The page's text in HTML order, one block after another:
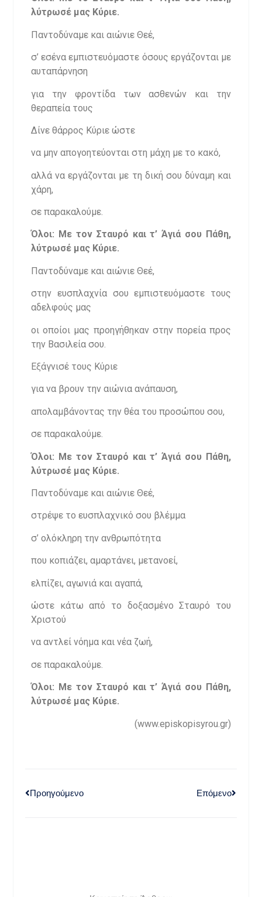
λύτρωσέ μας Κύριε.
Παντοδύναμε και αιώνιε Θεέ,
σ’ εσένα εμπιστευόμαστε όσους εργάζονται με
αυταπάρνηση
για την φροντίδα των ασθενών και την
θεραπεία τους
Δίνε θάρρος Κύριε ώστε
να μην απογοητεύονται στη μάχη με το κακό,
αλλά να εργάζονται με τη δική σου δύναμη και
χάρη,
σε παρακαλούμε.
Όλοι: Με τον Σταυρό και τ’ Άγιά σου Πάθη,
λύτρωσέ μας Κύριε.
Παντοδύναμε και αιώνιε Θεέ,
στην ευσπλαχνία σου εμπιστευόμαστε τους
αδελφούς μας
οι οποίοι μας προηγήθηκαν στην πορεία προς
την Βασιλεία σου.
Εξάγνισέ τους Κύριε
για να βρουν την αιώνια ανάπαυση,
απολαμβάνοντας την θέα του προσώπου σου,
σε παρακαλούμε.
Όλοι: Με τον Σταυρό και τ’ Άγιά σου Πάθη,
λύτρωσέ μας Κύριε.
Παντοδύναμε και αιώνιε Θεέ,
στρέψε το ευσπλαχνικό σου βλέμμα
σ’ ολόκληρη την ανθρωπότητα
που κοπιάζει, αμαρτάνει, μετανοεί,
ελπίζει, αγωνιά και αγαπά,
ώστε κάτω από το δοξασμένο Σταυρό του
Χριστού
να αντλεί νόημα και νέα ζωή,
σε παρακαλούμε.
Όλοι: Με τον Σταυρό και τ’ Άγιά σου Πάθη,
λύτρωσέ μας Κύριε.
(www.episkopisyrou.gr)
Προηγούμενο Επόμενο